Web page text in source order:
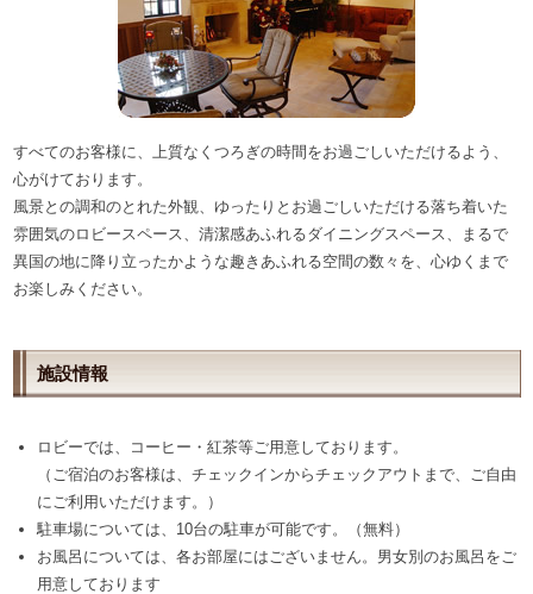
すべてのお客様に、上質なくつろぎの時間をお過ごしいただけるよう、
心がけております。
風景との調和のとれた外観、ゆったりとお過ごしいただける落ち着いた
雰囲気のロビースペース、清潔感あふれるダイニングスペース、まるで
異国の地に降り立ったかような趣きあふれる空間の数々を、心ゆくまで
お楽しみください。
施設情報
ロビーでは、コーヒー・紅茶等ご用意しております。
（ご宿泊のお客様は、チェックインからチェックアウトまで、ご自由
にご利用いただけます。）
駐車場については、10台の駐車が可能です。（無料）
お風呂については、各お部屋にはございません。男女別のお風呂をご
用意しております